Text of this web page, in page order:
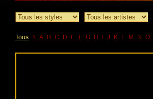
Tous # A B C D E F G H J K L M N O